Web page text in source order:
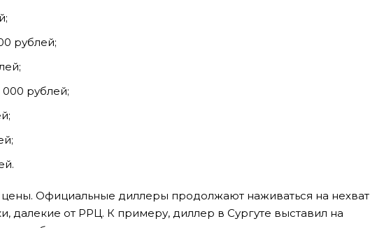
рублей;
рублей;
Официальные диллеры продолжают наживаться на
далекие от РРЦ. К примеру, диллер в Сургуте выставил на